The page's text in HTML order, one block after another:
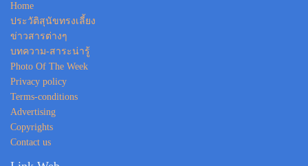
Home
ประวัติสุนัขทรงเลี้ยง
ข่าวสารต่างๆ
บทความ-สาระน่ารู้
Photo Of The Week
Privacy policy
Terms-conditions
Advertising
Copyrights
Contact us